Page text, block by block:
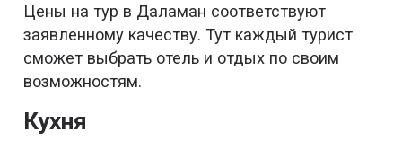
Цены на тур в Даламан соответствуют
заявленному качеству. Тут каждый турист
сможет выбрать отель и отдых по своим
возможностям.
Кухня